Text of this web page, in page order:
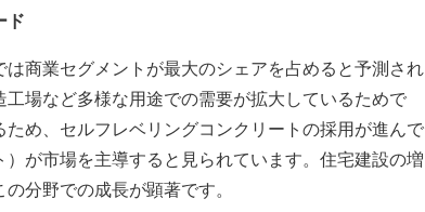
ド
商業セグメントが最大のシェアを占めると予測され
場など多様な用途での需要が拡大しているためで
め、セルフレベリングコンクリートの採用が進んで
が市場を主導すると見られています。住宅建設の増
分野での成長が顕著です。